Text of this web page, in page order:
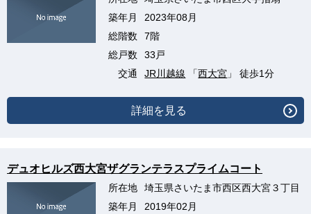
築年月
2023年08月
総階数
7階
総戸数
33戸
交通
JR川越線 「西大宮 」 徒歩1分
詳細を見る
デュオヒルズ西大宮ザグランテラスプライムコート
所在地
埼玉県さいたま市西区西大宮３丁目
築年月
2019年02月